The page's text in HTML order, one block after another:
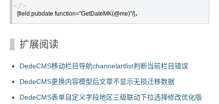
扩展阅读
DedeCMS移动栏目导航channelartlist判断当前栏目错误
DedeCMS更换内容模型后文章不显示无损迁移数据
DedeCMS表单自定义字段地区三级联动下拉选择修改优化版